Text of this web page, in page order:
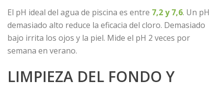
El pH ideal del agua de piscina es entre 7,2 y 7,6. Un pH
demasiado alto reduce la eficacia del cloro. Demasiado
bajo irrita los ojos y la piel. Mide el pH 2 veces por
semana en verano.
LIMPIEZA DEL FONDO Y